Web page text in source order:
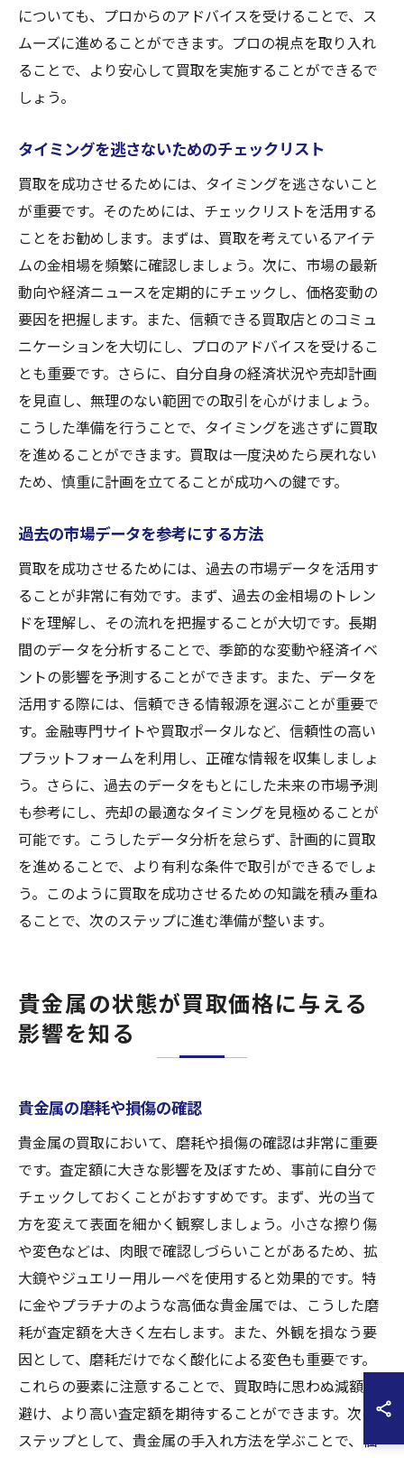
についても、プロからのアドバイスを受けることで、ス
ムーズに進めることができます。プロの視点を取り入れ
ることで、より安心して買取を実施することができるで
しょう。
タイミングを逃さないためのチェックリスト
買取を成功させるためには、タイミングを逃さないこと
が重要です。そのためには、チェックリストを活用する
ことをお勧めします。まずは、買取を考えているアイテ
ムの金相場を頻繁に確認しましょう。次に、市場の最新
動向や経済ニュースを定期的にチェックし、価格変動の
要因を把握します。また、信頼できる買取店とのコミュ
ニケーションを大切にし、プロのアドバイスを受けるこ
とも重要です。さらに、自分自身の経済状況や売却計画
を見直し、無理のない範囲での取引を心がけましょう。
こうした準備を行うことで、タイミングを逃さずに買取
を進めることができます。買取は一度決めたら戻れない
ため、慎重に計画を立てることが成功への鍵です。
過去の市場データを参考にする方法
買取を成功させるためには、過去の市場データを活用す
ることが非常に有効です。まず、過去の金相場のトレン
ドを理解し、その流れを把握することが大切です。長期
間のデータを分析することで、季節的な変動や経済イベ
ントの影響を予測することができます。また、データを
活用する際には、信頼できる情報源を選ぶことが重要で
す。金融専門サイトや買取ポータルなど、信頼性の高い
プラットフォームを利用し、正確な情報を収集しましょ
う。さらに、過去のデータをもとにした未来の市場予測
も参考にし、売却の最適なタイミングを見極めることが
可能です。こうしたデータ分析を怠らず、計画的に買取
を進めることで、より有利な条件で取引ができるでしょ
う。このように買取を成功させるための知識を積み重ね
ることで、次のステップに進む準備が整います。
貴金属の状態が買取価格に与える
影響を知る
貴金属の磨耗や損傷の確認
貴金属の買取において、磨耗や損傷の確認は非常に重要
です。査定額に大きな影響を及ぼすため、事前に自分で
チェックしておくことがおすすめです。まず、光の当て
方を変えて表面を細かく観察しましょう。小さな擦り傷
や変色などは、肉眼で確認しづらいことがあるため、拡
大鏡やジュエリー用ルーペを使用すると効果的です。特
に金やプラチナのような高価な貴金属では、こうした磨
耗が査定額を大きく左右します。また、外観を損なう要
因として、磨耗だけでなく酸化による変色も重要です。
これらの要素に注意することで、買取時に思わぬ減額を
避け、より高い査定額を期待することができます。次の
ステップとして、貴金属の手入れ方法を学ぶことで、価